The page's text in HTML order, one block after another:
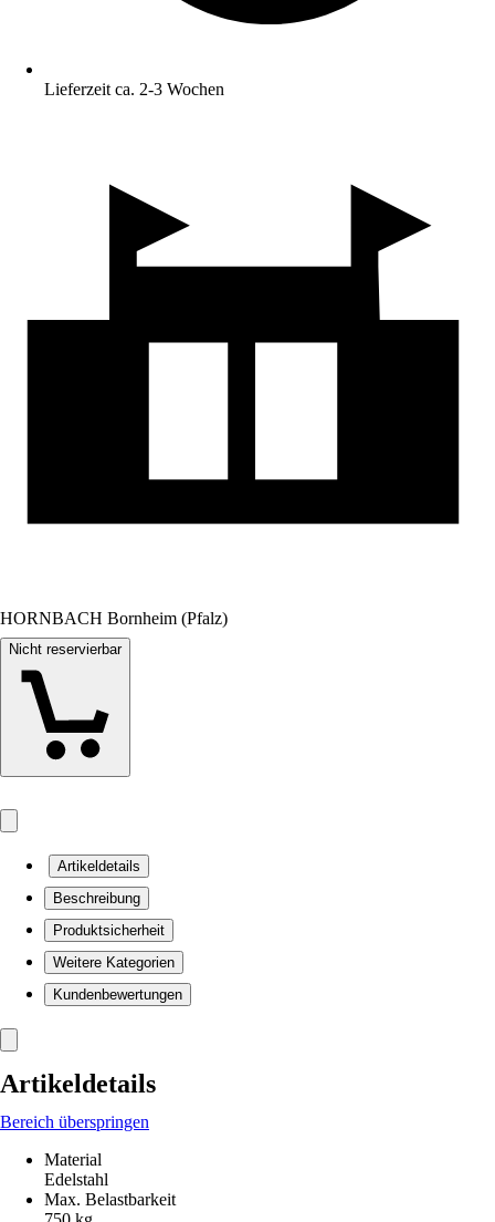
Lieferzeit ca. 2-3 Wochen
HORNBACH Bornheim (Pfalz)
Nicht reservierbar
Artikeldetails
Beschreibung
Produktsicherheit
Weitere Kategorien
Kundenbewertungen
Artikeldetails
Bereich überspringen
Material
Edelstahl
Max. Belastbarkeit